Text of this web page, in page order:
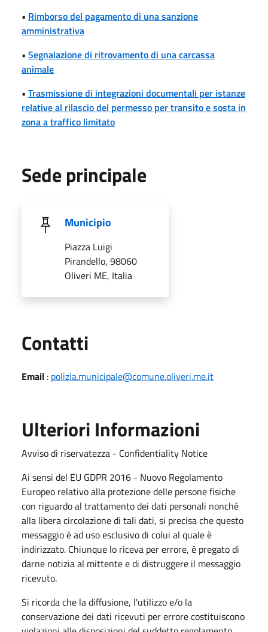
• Rimborso del pagamento di una sanzione
amministrativa
• Segnalazione di ritrovamento di una carcassa
animale
• Trasmissione di integrazioni documentali per istanze
relative al rilascio del permesso per transito e sosta in
zona a traffico limitato
Sede principale
Municipio
Piazza Luigi
Pirandello, 98060
Oliveri ME, Italia
Contatti
Email : polizia.municipale@comune.oliveri.me.it
Ulteriori Informazioni
Avviso di riservatezza - Confidentiality Notice
Ai sensi del EU GDPR 2016 - Nuovo Regolamento
Europeo relativo alla protezione delle persone fisiche
con riguardo al trattamento dei dati personali nonché
alla libera circolazione di tali dati, si precisa che questo
messaggio è ad uso esclusivo di colui al quale è
indirizzato. Chiunque lo riceva per errore, è pregato di
darne notizia al mittente e di distruggere il messaggio
ricevuto.
Si ricorda che la diffusione, l'utilizzo e/o la
conservazione dei dati ricevuti per errore costituiscono